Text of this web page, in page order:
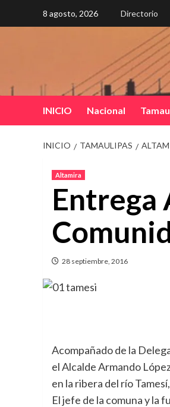
8 agosto, 2026 Directorio
INICIO Nacional
INICIO TAMAULIPAS
Altamira
Entrega
28 septiembre, 2016
Acompañado de la
el Alcalde Armando
en la ribera del río
El jefe de la comuna y la